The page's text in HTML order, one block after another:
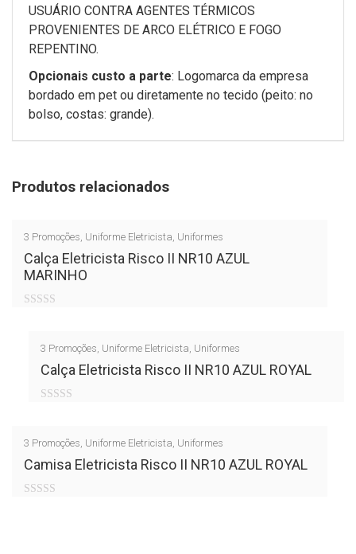
USUÁRIO CONTRA AGENTES TÉRMICOS
PROVENIENTES DE ARCO ELÉTRICO E FOGO
REPENTINO.
Opcionais custo a parte: Logomarca da empresa
bordado em pet ou diretamente no tecido (peito: no
bolso, costas: grande).
Produtos relacionados
3 Promoções, Uniforme Eletricista, Uniformes
Calça Eletricista Risco II NR10 AZUL
MARINHO
3 Promoções, Uniforme Eletricista, Uniformes
Calça Eletricista Risco II NR10 AZUL ROYAL
3 Promoções, Uniforme Eletricista, Uniformes
Camisa Eletricista Risco II NR10 AZUL ROYAL